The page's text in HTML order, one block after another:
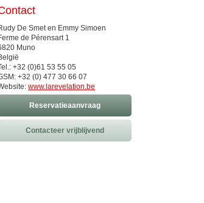
De Smet en Emmy Simoen
de Pérensart 1
Muno
+32 (0)61 53 55 05
+32 (0) 477 30 66 07
www.larevelation.be
Reservatieaanvraag
Contacteer vrijblijvend